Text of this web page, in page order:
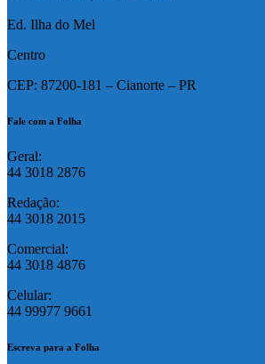
Ed. Ilha do Mel
Centro
CEP: 87200-181 – Cianorte – PR
Fale com a Folha
Geral:
44 3018 2876
Redação:
44 3018 2015
Comercial:
44 3018 4876
Celular:
44 99977 9661
Escreva para a Folha